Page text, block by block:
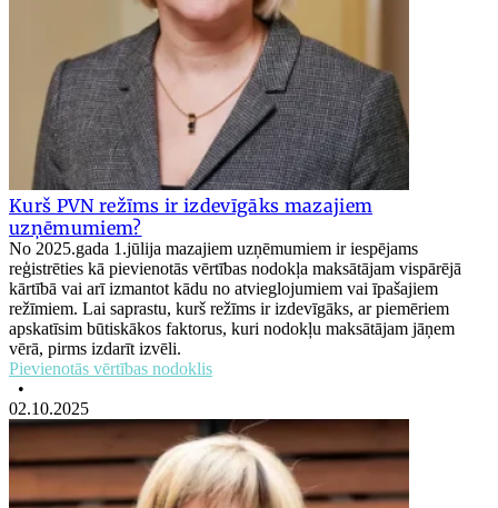
Kurš PVN režīms ir izdevīgāks mazajiem
uzņēmumiem?
No 2025.gada 1.jūlija mazajiem uzņēmumiem ir iespējams
reģistrēties kā pievienotās vērtības nodokļa maksātājam vispārējā
kārtībā vai arī izmantot kādu no atvieglojumiem vai īpašajiem
režīmiem. Lai saprastu, kurš režīms ir izdevīgāks, ar piemēriem
apskatīsim būtiskākos faktorus, kuri nodokļu maksātājam jāņem
vērā, pirms izdarīt izvēli.
Pievienotās vērtības nodoklis
•
02.10.2025